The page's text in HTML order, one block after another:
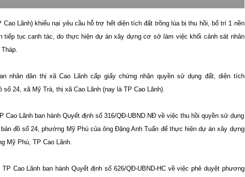
Lãnh) khiếu nại yêu cầu hỗ trợ hết diện tích đất trồng lúa bị thu hồi, bố trí 1 nền
tiếp tục canh tác, do thực hiện dự án xây dựng cơ sở làm việc khối cảnh sát nhân
nhân dân thị xã Cao Lãnh cấp giấy chứng nhận quyền sử dụng đất, diện tích
24, xã Mỹ Trà, thị xã Cao Lãnh (nay là TP Cao Lãnh).
Cao Lãnh ban hành Quyết định số 316/QĐ-UBND.NĐ về việc thu hồi quyền sử dụng
đồ số 24, phường Mỹ Phú của ông Đặng Anh Tuấn để thực hiện dự án xây dựng
Mỹ Phú, TP Cao Lãnh.
Cao Lãnh ban hành Quyết định số 626/QĐ-UBND-HC về việc phê duyệt phương